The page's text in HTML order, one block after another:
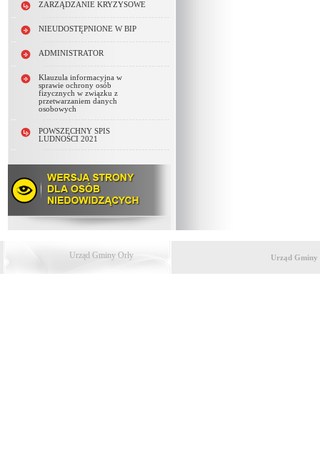
ZARZĄDZANIE KRYZYSOWE
NIEUDOSTĘPNIONE W BIP
ADMINISTRATOR
Klauzula informacyjna w
sprawie ochrony osób
fizycznych w związku z
przetwarzaniem danych
osobowych
POWSZECHNY SPIS
LUDNOŚCI 2021
Urząd Gminy Orły Urząd